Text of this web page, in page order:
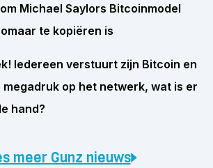
Michael Saylors Bitcoinmodel
te kopiëren is
Iedereen verstuurt zijn Bitcoin en
megadruk op het netwerk, wat is er
hand?
meer Gunz nieuws